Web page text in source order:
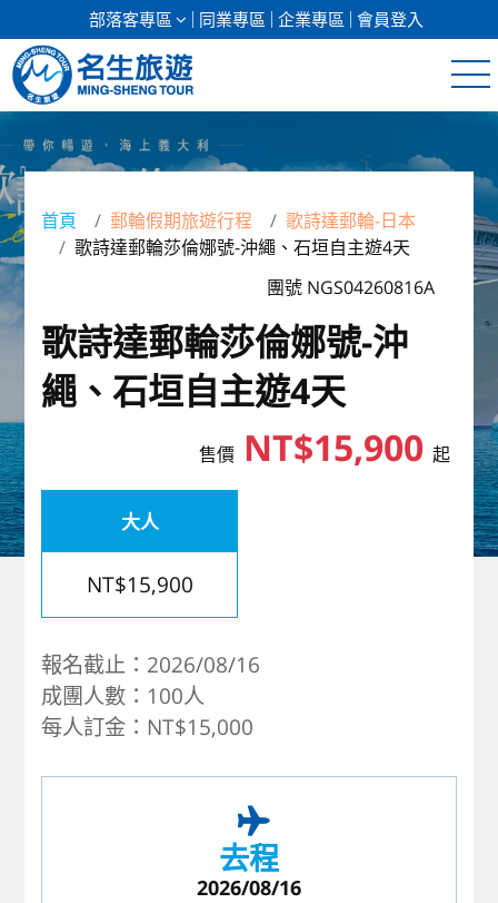
部落客專區 同業專區 企業專區 會員登入
清倉促銷
日本專館
郵輪假期
海島假期
韓國
東南亞
美加紐澳
歐洲
首頁 郵輪假期旅遊行程
歌詩達郵輪-日本
歌詩達郵輪莎倫娜號-沖繩、石垣自主遊4天
團號 NGS04260816A
歌詩達郵輪莎倫娜號-沖
繩、石垣自主遊4天
售價NT$15,900 起
大人
NT$15,900
報名截止：2026/08/16
成團人數：100人
每人訂金：NT$15,000
去程
2026/08/16